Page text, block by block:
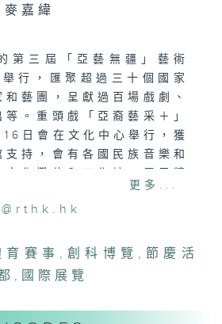
嘉緯
第三屆「亞藝無疆」藝術
行，匯聚超過三十個國家
和藝團，呈獻過百場戲劇、
。重頭戲「亞裔藝采＋」
16日會在文化中心舉行，獲
支持，會有各國民族音樂和
飾、手工藝、特色小食等。
更多...
育賽事 , 創科博覽 , 節慶活
, 國際展覽